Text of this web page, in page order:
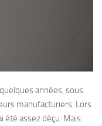
années, sous
manufacturiers. Lors
été assez déçu. Mais